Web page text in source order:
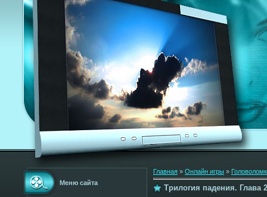
Меню сайта
Главная » Онлайн игры »
Трилогия падения. Глава